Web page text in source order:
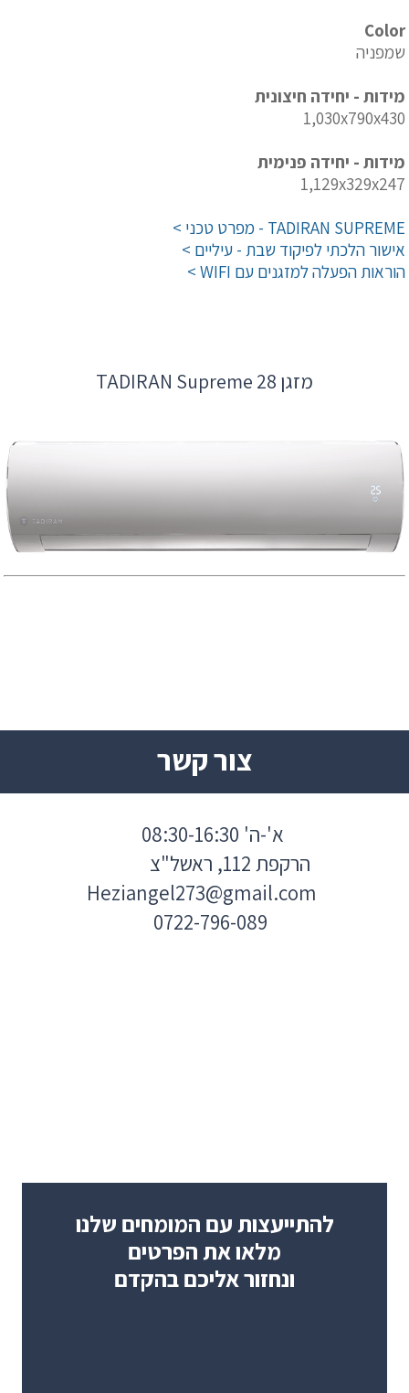
Color
שמפניה
מידות - יחידה חיצונית
1,030x790x430
מידות - יחידה פנימית
1,129x329x247
TADIRAN SUPREME - מפרט טכני >
אישור הלכתי לפיקוד שבת - עיליים >
הוראות הפעלה למזגנים עם WIFI >
מזגן TADIRAN Supreme 28
להתייעצות עם המומחים שלנו
מלאו את הפרטים
ונחזור אליכם בהקדם
0722-796-089
Heziangel273@gmail.com
הרקפת 112, ראשל"צ
א'-ה' 08:30-16:30
צור קשר